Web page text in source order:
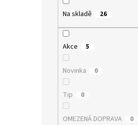
Na skladě 26
Akce 5
Novinka 0
Tip 0
OMEZENÁ DOPRAVA 0